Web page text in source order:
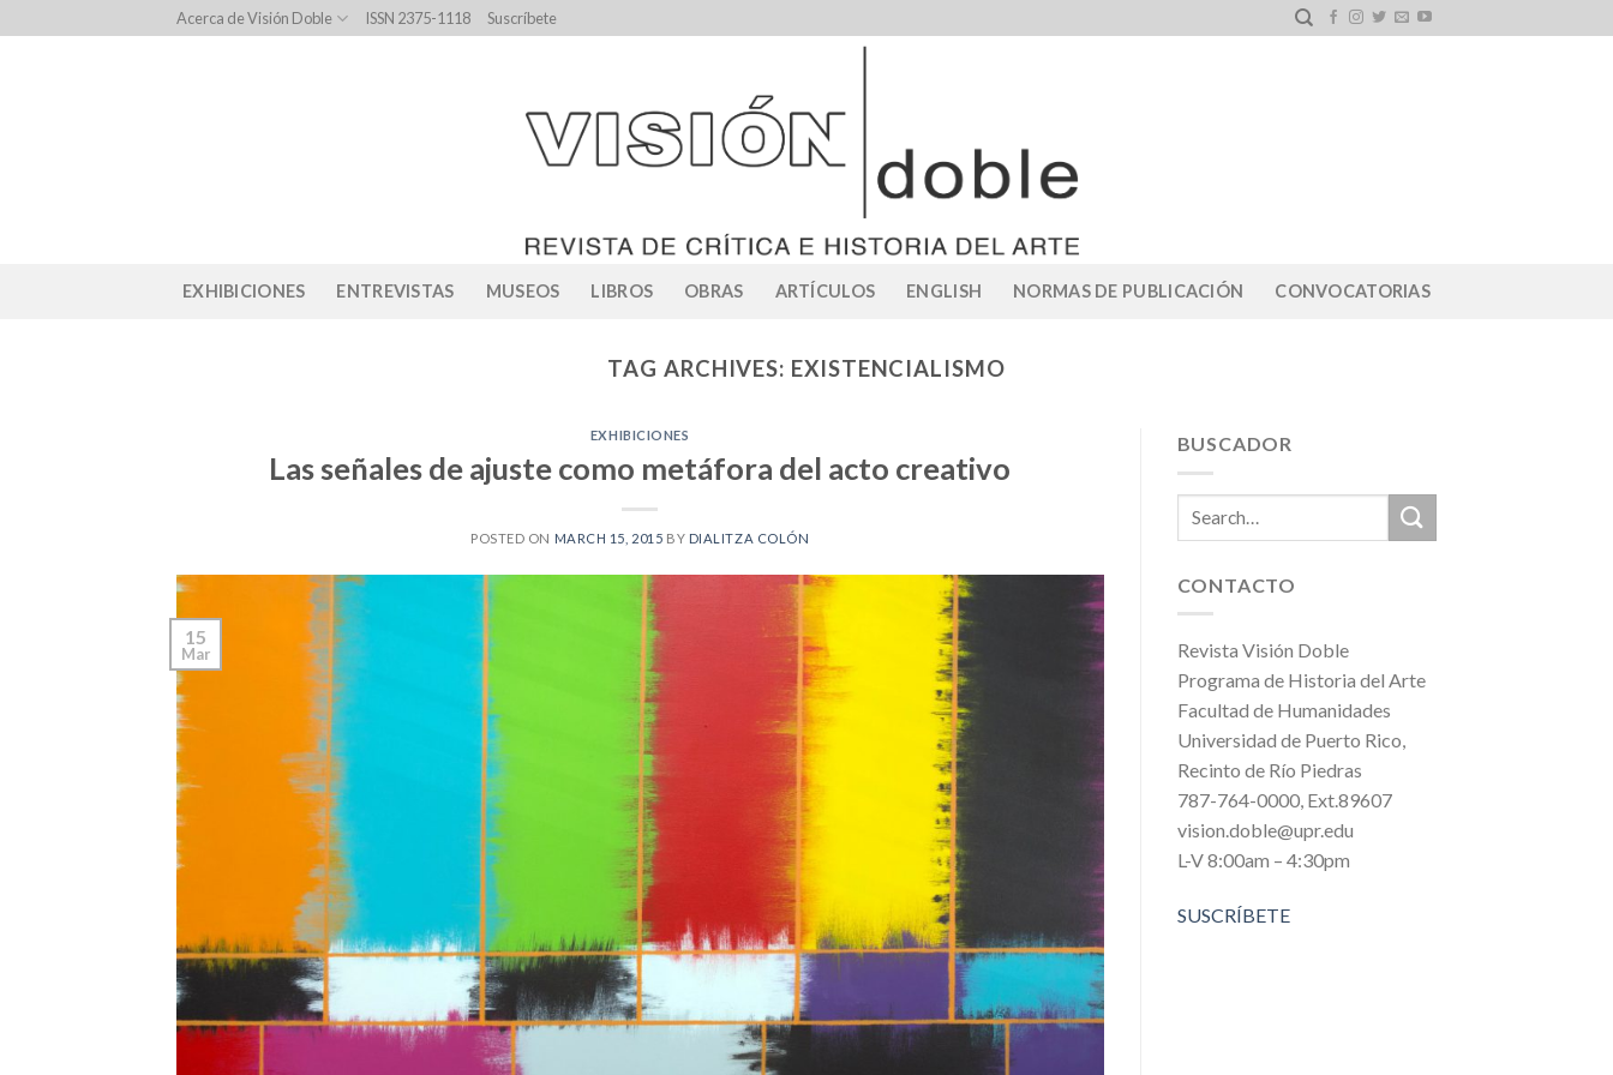
to
Acerca de Visión Doble ISSN 2375-1118 Suscríbete
EXHIBICIONES ENTREVISTAS MUSEOS LIBROS OBRAS ARTÍCULOS ENGLISH NORMAS DE PUBLICACIÓN CONVOCATORIAS
TAG ARCHIVES: EXISTENCIALISMO
EXHIBICIONES
Las señales de ajuste como metáfora del acto creativo
POSTED ON MARCH 15, 2015 BY DIALITZA COLÓN
15
Mar
BUSCADOR
CONTACTO
Revista Visión Doble
Programa de Historia del Arte
Facultad de Humanidades
Universidad de Puerto Rico,
Recinto de Río Piedras
787-764-0000, Ext.89607
vision.doble@upr.edu
L-V 8:00am – 4:30pm
SUSCRÍBETE